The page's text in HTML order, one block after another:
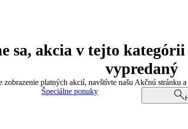
sa, akcia v tejto
vypredaný
zobrazenie platných akcií, navštívte našu Akčnú stránku
Špeciálne ponuky